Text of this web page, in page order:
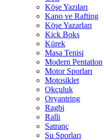
Köşe Yazıları
Kano ve Rafting
Köşe Yazarları
Kick Boks
Kürek
Masa Tenisi
Modern Pentatlon
Motor Sporları
Motosiklet
Okçuluk
Oryantring
Ragbi
Ralli
Satranç
Su Sporları